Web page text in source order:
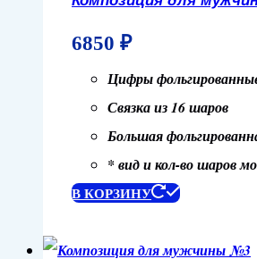
6850 ₽
Цифры
Связка из 16 шаров
Большая
* вид и кол-во шаров
В КОРЗИНУ